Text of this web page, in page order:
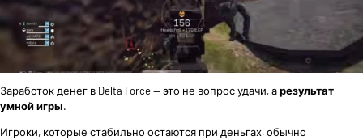
Заработок денег в Delta Force — это не вопрос удачи, арезультат
умной игры.
Игроки, которые стабильно остаются при деньгах, обычно